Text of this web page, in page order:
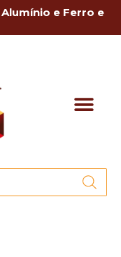
e Ferro e